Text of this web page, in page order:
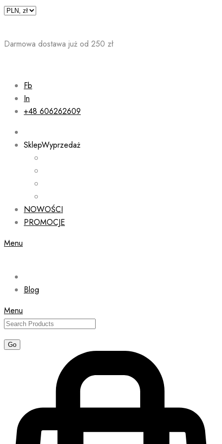
Skip
Darmowa dostawa już od 250 zł
Fb
In
+48 606262609
SklepWyprzedaż
NOWOŚCI
PROMOCJE
Menu
Blog
Menu